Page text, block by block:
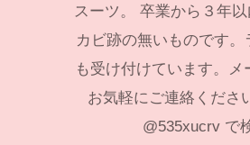
スーツ。 卒業から３年以
カビ跡の無いものです
も受け付けています。
お気軽にご連絡くださ
@535xucrv